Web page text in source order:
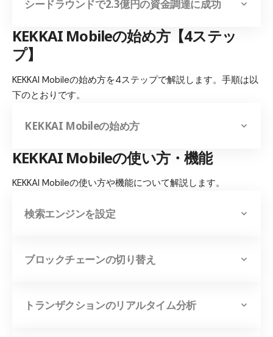
シードラウンドで2.3億円の資金調達に成功
KEKKAI Mobileの始め方【4ステッ
プ】
KEKKAI Mobileの始め方を4ステップで解説します。手順は以
下のとおりです。
KEKKAI Mobileの始め方
KEKKAI Mobileの使い方・機能
KEKKAI Mobileの使い方や機能について解説します。
検索エンジンを設定
ブロックチェーンの切り替え
トランザクションのリアルタイム分析